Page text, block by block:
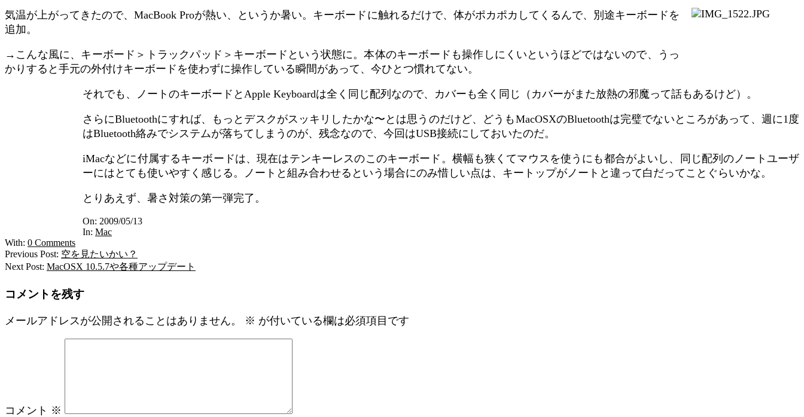
気温が上がってきたので、MacBook Proが熱い、というか暑い。キーボードに触れるだけで、体がポカポカしてくるんで、別途キーボードを
追加。
→こんな風に、キーボード＞トラックパッド＞キーボードという状態に。本体のキーボードも操作しにくいというほどではないので、うっ
かりすると手元の外付けキーボードを使わずに操作している瞬間があって、今ひとつ慣れてない。
それでも、ノートのキーボードとApple Keyboardは全く同じ配列なので、カバーも全く同じ（カバーがまた放熱の邪魔って話もあるけど）。
さらにBluetoothにすれば、もっとデスクがスッキリしたかな〜とは思うのだけど、どうもMacOSXのBluetoothは完璧でないところがあって、週に1度
はBluetooth絡みでシステムが落ちてしまうのが、残念なので、今回はUSB接続にしておいたのだ。
iMacなどに付属するキーボードは、現在はテンキーレスのこのキーボード。横幅も狭くてマウスを使うにも都合がよいし、同じ配列のノートユーザ
ーにはとても使いやすく感じる。ノートと組み合わせるという場合にのみ惜しい点は、キートップがノートと違って白だってことぐらいかな。
とりあえず、暑さ対策の第一弾完了。
13
On: 2009/05/13
In: Mac
With: 0 Comments
Previous Post: 空を見たいかい？
Next Post: MacOSX 10.5.7や各種アップデート
コメントを残す
メールアドレスが公開されることはありません。 ※ が付いている欄は必須項目です
コメント ※